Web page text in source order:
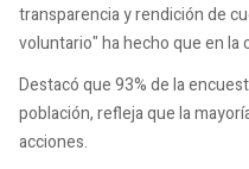
transparencia y rendición de
voluntario" ha hecho que en la
Destacó que 93% de la
población, refleja que la
acciones.